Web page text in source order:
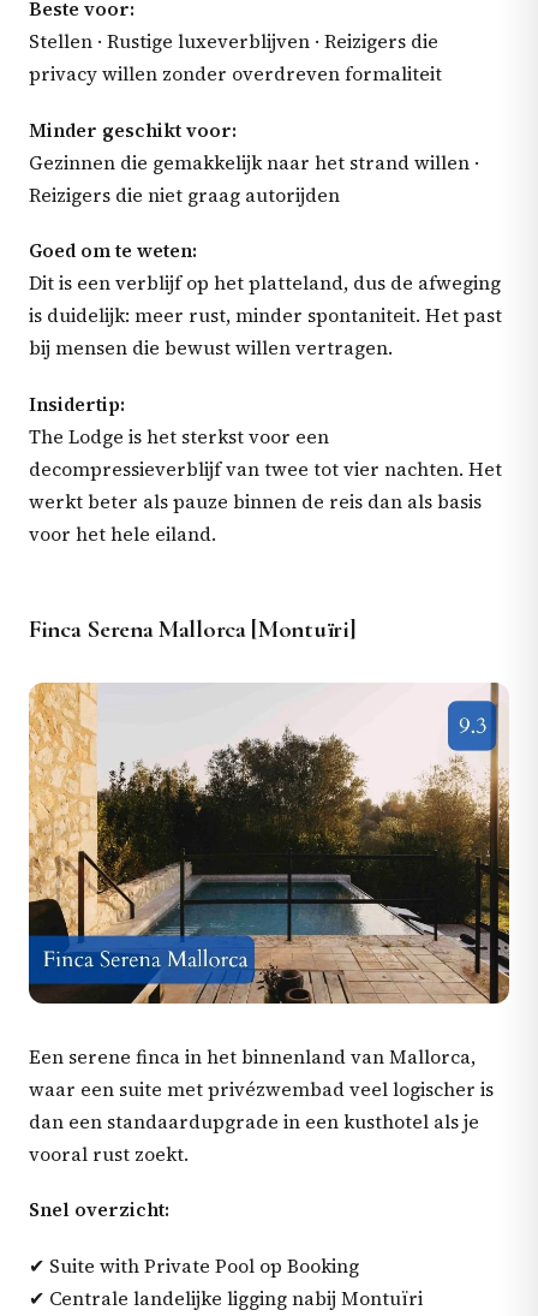
Beste voor:
Stellen · Rustige luxeverblijven · Reizigers die
privacy willen zonder overdreven formaliteit
Minder geschikt voor:
Gezinnen die gemakkelijk naar het strand willen ·
Reizigers die niet graag autorijden
Goed om te weten:
Dit is een verblijf op het platteland, dus de afweging
is duidelijk: meer rust, minder spontaniteit. Het past
bij mensen die bewust willen vertragen.
Insidertip:
The Lodge is het sterkst voor een
decompressieverblijf van twee tot vier nachten. Het
werkt beter als pauze binnen de reis dan als basis
voor het hele eiland.
Finca Serena Mallorca [Montuïri]
Een serene finca in het binnenland van Mallorca,
waar een suite met privézwembad veel logischer is
dan een standaardupgrade in een kusthotel als je
vooral rust zoekt.
Snel overzicht:
✔ Suite with Private Pool op Booking
✔ Centrale landelijke ligging nabij Montuïri